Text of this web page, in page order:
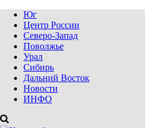
Юг
Центр России
Северо-Запад
Поволжье
Урал
Сибирь
Дальний Восток
Новости
ИНФО